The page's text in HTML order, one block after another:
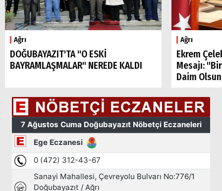
Ağrı
DOĞUBAYAZIT'TA "O ESKİ
BAYRAMLAŞMALAR" NEREDE KALDI
Ağrı
Ekrem
Mesajı:
Daim